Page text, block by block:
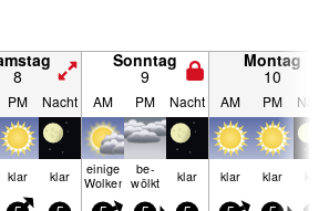
8
Sonntag
9
Montag
10
PM Nacht AM PM Nacht AM PM
klar klar einige
Wolken
be­
wölkt klar klar klar